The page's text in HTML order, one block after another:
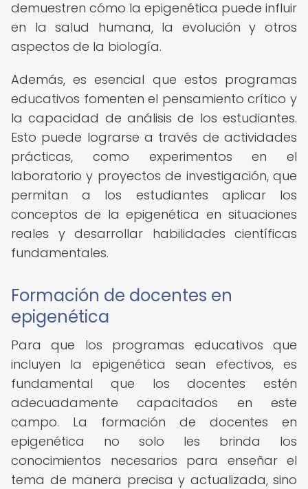
demuestren cómo la epigenética puede influir
en la salud humana, la evolución y otros
aspectos de la biología.
Además, es esencial que estos programas
educativos fomenten el pensamiento crítico y
la capacidad de análisis de los estudiantes.
Esto puede lograrse a través de actividades
prácticas, como experimentos en el
laboratorio y proyectos de investigación, que
permitan a los estudiantes aplicar los
conceptos de la epigenética en situaciones
reales y desarrollar habilidades científicas
fundamentales.
Formación de docentes en
epigenética
Para que los programas educativos que
incluyen la epigenética sean efectivos, es
fundamental que los docentes estén
adecuadamente capacitados en este
campo. La formación de docentes en
epigenética no solo les brinda los
conocimientos necesarios para enseñar el
tema de manera precisa y actualizada, sino